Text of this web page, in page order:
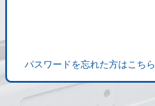
パスワードを忘れた方はこちら